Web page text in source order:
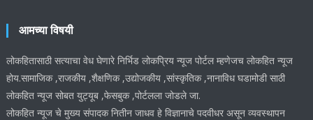
आमच्या विषयी
लोकहितासाठी सत्याचा वेध घेणारे निर्भिड लोकप्रिय न्यूज पोर्टल म्हणेजच लोकहित न्यूज
होय.सामाजिक ,राजकीय ,शैक्षणिक ,उद्योजकीय ,सांस्कृतिक ,नानाविध घडामोडी साठी
लोकहित न्यूज सोबत युट्यूब ,फेसबुक ,पोर्टलला जोडले जा.
लोकहित न्यूज चे मुख्य संपादक नितीन जाधव हे विज्ञानाचे पदवीधर असून व्यवस्थापन